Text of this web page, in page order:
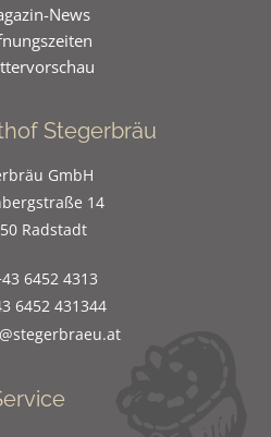
News
Stegerbräu
GmbH
14
Radstadt
6452 4313
6452 431344